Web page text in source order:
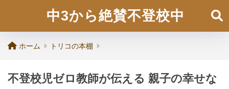
中3から絶賛不登校中
ホーム トリコの本棚
不登校児ゼロ教師が伝える 親子の幸せな